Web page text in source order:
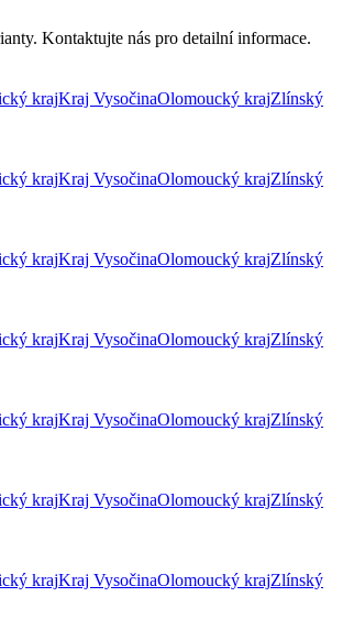
Kontaktujte nás pro detailní informace.
krajKraj VysočinaOlomoucký krajZlínský
krajKraj VysočinaOlomoucký krajZlínský
krajKraj VysočinaOlomoucký krajZlínský
krajKraj VysočinaOlomoucký krajZlínský
krajKraj VysočinaOlomoucký krajZlínský
krajKraj VysočinaOlomoucký krajZlínský
krajKraj VysočinaOlomoucký krajZlínský